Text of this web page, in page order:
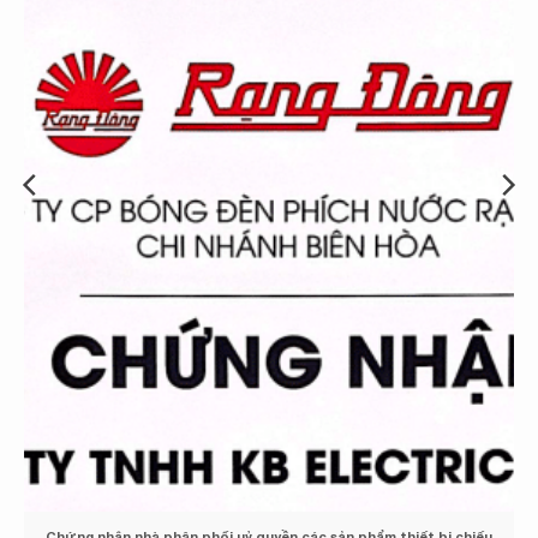
Bảng giá cáp đồng trần Cadisun C 2025 mới nhất
Bảng giá cáp đồng Cadisun 2025 mới nhất
Bảng giá cáp trung thế Cadisun mới nhất 2025
Bảng giá cáp nhôm trần lõi thép Cadisun AS/AC/ACSR 2025